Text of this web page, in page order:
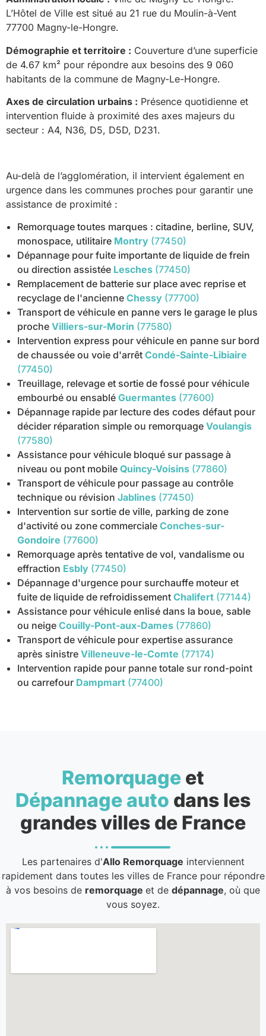
L’Hôtel de Ville est situé au 21 rue du Moulin-à-Vent
77700 Magny-le-Hongre.
Démographie et territoire : Couverture d’une superficie
de 4.67 km² pour répondre aux besoins des 9 060
habitants de la commune de Magny-Le-Hongre.
Axes de circulation urbains : Présence quotidienne et
intervention fluide à proximité des axes majeurs du
secteur : A4, N36, D5, D5D, D231.
Au-delà de l’agglomération, il intervient également en
urgence dans les communes proches pour garantir une
assistance de proximité :
Remorquage toutes marques : citadine, berline, SUV,
monospace, utilitaire Montry (77450)
Dépannage pour fuite importante de liquide de frein
ou direction assistée Lesches (77450)
Remplacement de batterie sur place avec reprise et
recyclage de l'ancienne Chessy (77700)
Transport de véhicule en panne vers le garage le plus
proche Villiers-sur-Morin (77580)
Intervention express pour véhicule en panne sur bord
de chaussée ou voie d'arrêt Condé-Sainte-Libiaire
(77450)
Treuillage, relevage et sortie de fossé pour véhicule
embourbé ou ensablé Guermantes (77600)
Dépannage rapide par lecture des codes défaut pour
décider réparation simple ou remorquage Voulangis
(77580)
Assistance pour véhicule bloqué sur passage à
niveau ou pont mobile Quincy-Voisins (77860)
Transport de véhicule pour passage au contrôle
technique ou révision Jablines (77450)
Intervention sur sortie de ville, parking de zone
d'activité ou zone commerciale Conches-sur-
Gondoire (77600)
Remorquage après tentative de vol, vandalisme ou
effraction Esbly (77450)
Dépannage d'urgence pour surchauffe moteur et
fuite de liquide de refroidissement Chalifert (77144)
Assistance pour véhicule enlisé dans la boue, sable
ou neige Couilly-Pont-aux-Dames (77860)
Transport de véhicule pour expertise assurance
après sinistre Villeneuve-le-Comte (77174)
Intervention rapide pour panne totale sur rond-point
ou carrefour Dampmart (77400)
Remorquage et
Dépannage auto dans les
grandes villes de France
Les partenaires d'Allo Remorquage interviennent
rapidement dans toutes les villes de France pour répondre
à vos besoins de remorquage et de dépannage, où que
vous soyez.